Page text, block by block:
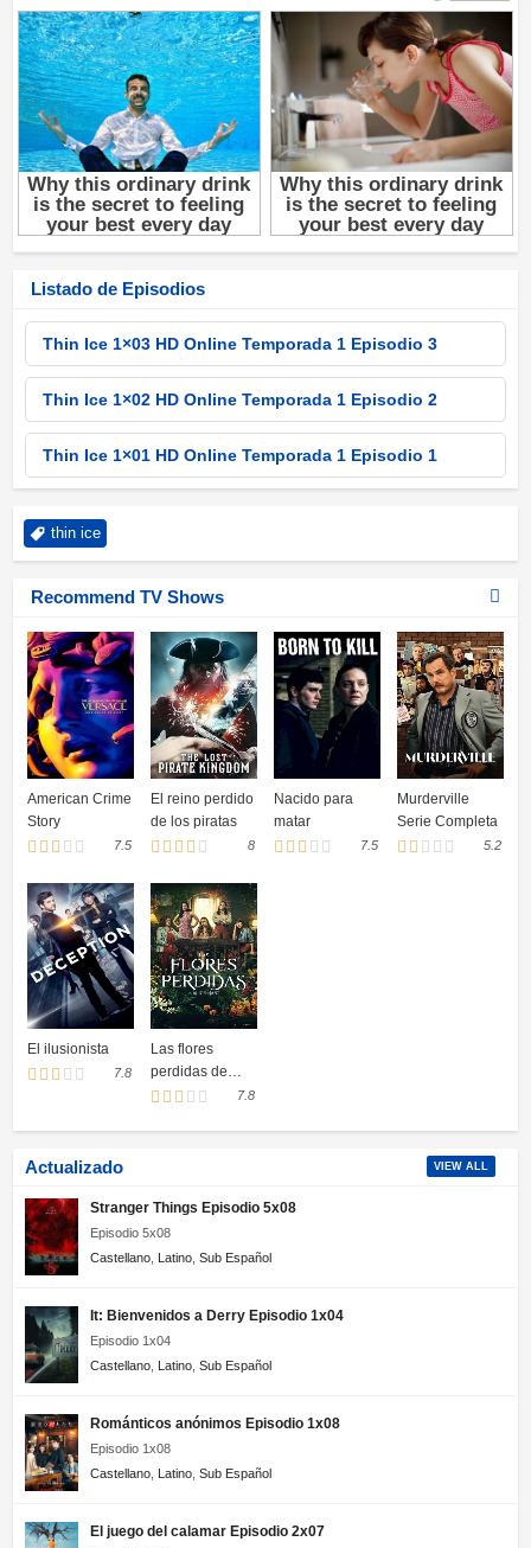
Listado de Episodios
Thin Ice 1×03 HD Online Temporada 1 Episodio 3
Thin Ice 1×02 HD Online Temporada 1 Episodio 2
Thin Ice 1×01 HD Online Temporada 1 Episodio 1
thin ice
Recommend TV Shows
American Crime
Story
7.5
El reino perdido
de los piratas
8
Nacido para
matar
7.5
Murderville
Serie Completa
5.2
El ilusionista
7.8
Las flores
perdidas de
Alice Hart
7.8
Actualizado VIEW ALL
Stranger Things Episodio 5x08
Episodio 5x08
Castellano Latino Sub Español
It: Bienvenidos a Derry Episodio 1x04
Episodio 1x04
Castellano Latino Sub Español
Románticos anónimos Episodio 1x08
Episodio 1x08
Castellano Latino Sub Español
El juego del calamar Episodio 2x07